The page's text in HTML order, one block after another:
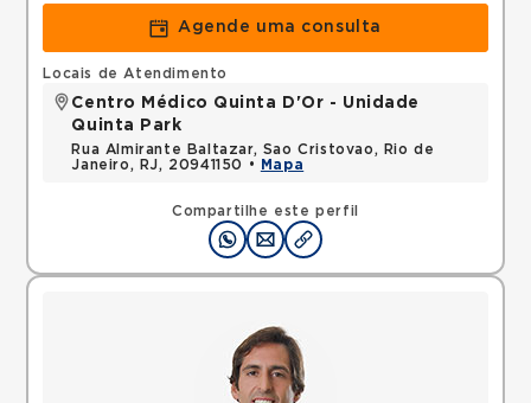
Agende uma consulta
Compartilhe este perfil
Locais de Atendimento
Centro Médico Quinta D'Or - Unidade
Quinta Park
Rua Almirante Baltazar, Sao Cristovao, Rio de
Janeiro, RJ, 20941150 •
Mapa